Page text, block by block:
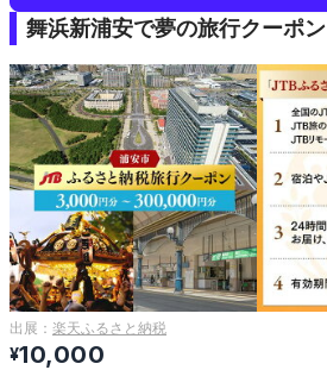
舞浜新浦安で夢の旅行クーポン
出展： 楽天ふるさと納税
¥10,000